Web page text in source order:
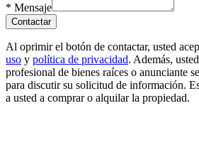
* Mensaje
Contactar
Al oprimir el botón de contactar, usted
uso y política de privacidad. Además,
profesional de bienes raíces o anunciante
para discutir su solicitud de información.
a usted a comprar o alquilar la propiedad.